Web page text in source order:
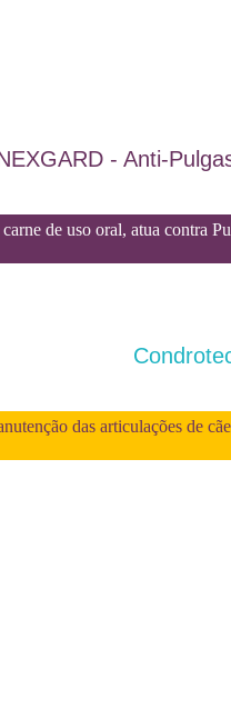
- Anti-
de uso oral, atua contra
das articulações de